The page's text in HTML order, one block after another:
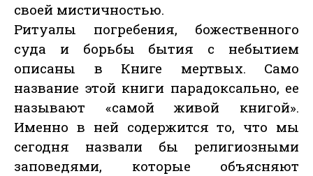
своей мистичностью.
Ритуалы погребения, божественного
суда и борьбы бытия с небытием
описаны в Книге мертвых. Само
название этой книги парадоксально, ее
называют «самой живой книгой».
Именно в ней содержится то, что мы
сегодня назвали бы религиозными
заповедями, которые объясняют